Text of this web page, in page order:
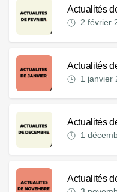
Actualités
2 février
Actualités
1 janvier
Actualités
1
Actualités